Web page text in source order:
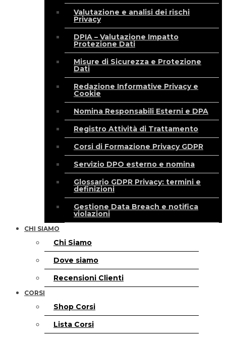
Valutazione e analisi dei rischi
Privacy
DPIA – Valutazione Impatto
Protezione Dati
Misure di Sicurezza e Protezione
Dati
Redazione Informative Privacy e
Cookie
Nomina Responsabili Esterni e DPA
Registro Attività di Trattamento
Corsi di Formazione Privacy GDPR
Servizio DPO esterno e nomina
Glossario GDPR Privacy: termini e
definizioni
Gestione Data Breach e notifica
violazioni
CHI SIAMO
Chi Siamo
Dove siamo
Recensioni Clienti
CORSI
Shop Corsi
Lista Corsi